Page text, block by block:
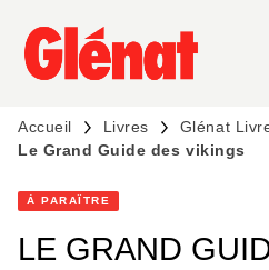
MENU RECHERCHE
PIED DE PAGE
Accueil Livres
Glénat
Le Grand Guide des vikings
À PARAÎTRE
LE GRAND